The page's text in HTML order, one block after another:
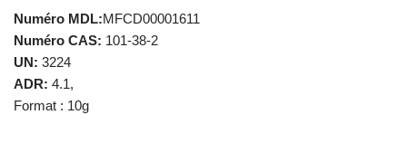
Numéro MDL:MFCD00001611
Numéro CAS: 101-38-2
UN: 3224
ADR: 4.1,
Format : 10g